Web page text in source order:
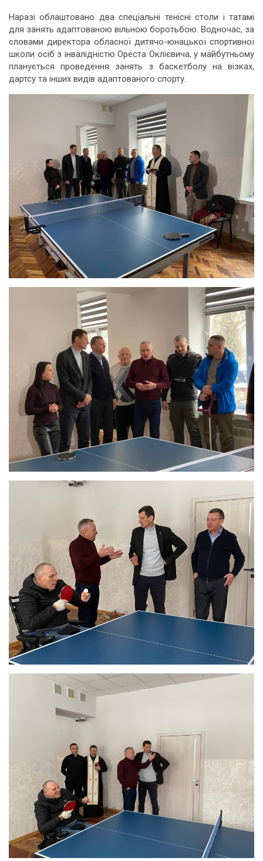
Наразі облаштовано два спеціальні тенісні столи і татамі
для занять адаптованою вільною боротьбою. Водночас, за
словами директора обласної дитячо-юнацької спортивної
школи осіб з інвалідністю Ореста Оклієвича, у майбутньому
планується проведення занять з баскетболу на візках,
дартсу та інших видів адаптованого спорту.